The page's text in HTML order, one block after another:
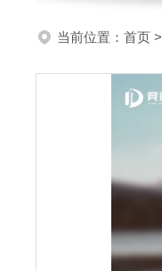
当前位置： 首页 >